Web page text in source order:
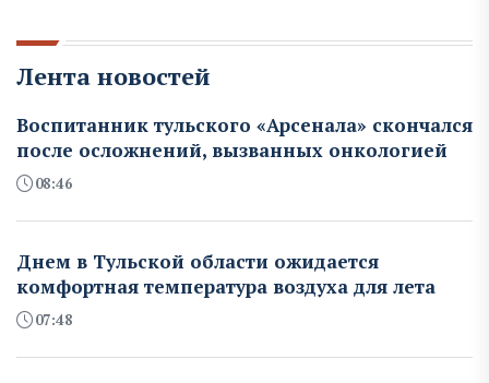
Лента новостей
Воспитанник тульского «Арсенала» скончался
после осложнений, вызванных онкологией
08:46
Днем в Тульской области ожидается
комфортная температура воздуха для лета
07:48